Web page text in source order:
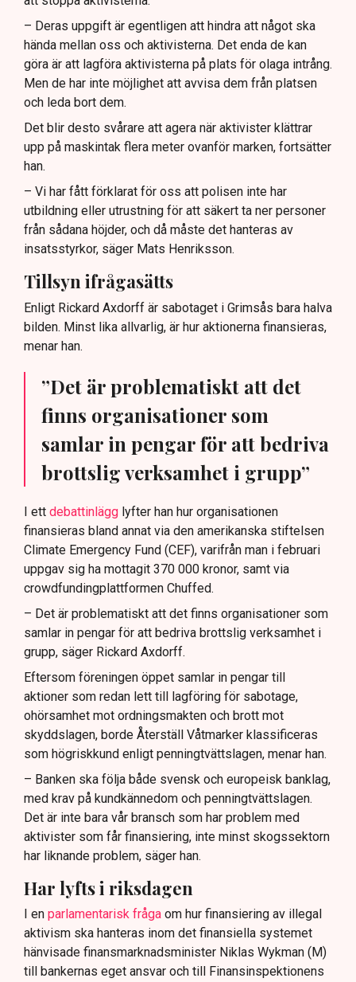
– Deras uppgift är egentligen att hindra att något ska
hända mellan oss och aktivisterna. Det enda de kan
göra är att lagföra aktivisterna på plats för olaga intrång.
Men de har inte möjlighet att avvisa dem från platsen
och leda bort dem.
Det blir desto svårare att agera när aktivister klättrar
upp på maskintak flera meter ovanför marken, fortsätter
han.
– Vi har fått förklarat för oss att polisen inte har
utbildning eller utrustning för att säkert ta ner personer
från sådana höjder, och då måste det hanteras av
insatsstyrkor, säger Mats Henriksson.
Tillsyn ifrågasätts
Enligt Rickard Axdorff är sabotaget i Grimsås bara halva
bilden. Minst lika allvarlig, är hur aktionerna finansieras,
menar han.
”Det är problematiskt att det
finns organisationer som
samlar in pengar för att bedriva
brottslig verksamhet i grupp”
I ett debattinlägg lyfter han hur organisationen
finansieras bland annat via den amerikanska stiftelsen
Climate Emergency Fund (CEF), varifrån man i februari
uppgav sig ha mottagit 370 000 kronor, samt via
crowdfundingplattformen Chuffed.
– Det är problematiskt att det finns organisationer som
samlar in pengar för att bedriva brottslig verksamhet i
grupp, säger Rickard Axdorff.
Eftersom föreningen öppet samlar in pengar till
aktioner som redan lett till lagföring för sabotage,
ohörsamhet mot ordningsmakten och brott mot
skyddslagen, borde Återställ Våtmarker klassificeras
som högriskkund enligt penningtvättslagen, menar han.
– Banken ska följa både svensk och europeisk banklag,
med krav på kundkännedom och penningtvättslagen.
Det är inte bara vår bransch som har problem med
aktivister som får finansiering, inte minst skogssektorn
har liknande problem, säger han.
Har lyfts i riksdagen
I en parlamentarisk fråga om hur finansiering av illegal
aktivism ska hanteras inom det finansiella systemet
hänvisade finansmarknadsminister Niklas Wykman (M)
till bankernas eget ansvar och till Finansinspektionens